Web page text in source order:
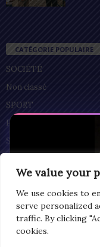
We value your
We use cookies to
serve personalized
traffic. By clicking
cookies.
CATÉGORIE POPULAIRE
SOCIÉTÉ
Non classé
SPORT
POLITIQUE
SANTÉ
CULTURE